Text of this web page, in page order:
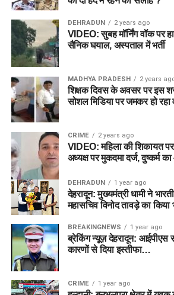
DEHRADUN 2 years ago
VIDEO: सुबह मॉर्निंग वॉक पर
सैनिक घयाल, अस्पताल में भर्ती
MADHYA PRADESH 2 years
शिक्षक दिवस के अवसर पर इस
सोशल मिडिया पर जमकर हो रहा
CRIME 2 years ago
VIDEO: महिला की शिकायत
अध्यक्ष पर मुकदमा दर्ज, दुष्कर्म
DEHRADUN 1 year ago
देहरादून: मुख्यमंत्री धामी ने
महासचिव विनोद तावड़े का
BREAKINGNEWS 1 year ago
ब्रेकिंग न्यूज़ देहरादून: आईपीएस
कारणों से दिया इस्तीफा…
CRIME 1 year ago